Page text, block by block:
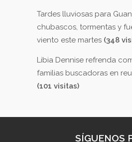
Tardes lluviosas para
chubascos, tormentas y
viento este martes (348
Libia Dennise refrenda
familias buscadoras en
(101 visitas)
SÍGUENOS